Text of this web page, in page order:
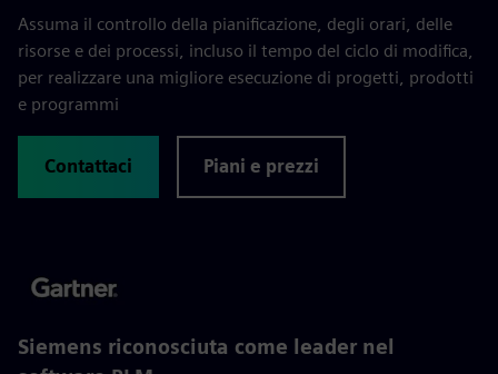
Assuma il controllo della pianificazione, degli orari, delle
risorse e dei processi, incluso il tempo del ciclo di modifica,
per realizzare una migliore esecuzione di progetti, prodotti
e programmi
Contattaci Piani e prezzi
Siemens riconosciuta come leader nel